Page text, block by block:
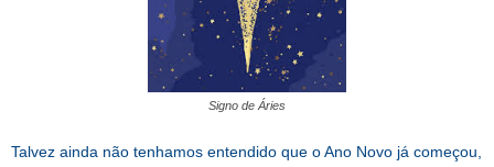
Signo de Áries
Talvez ainda não tenhamos entendido que o Ano Novo já começou,